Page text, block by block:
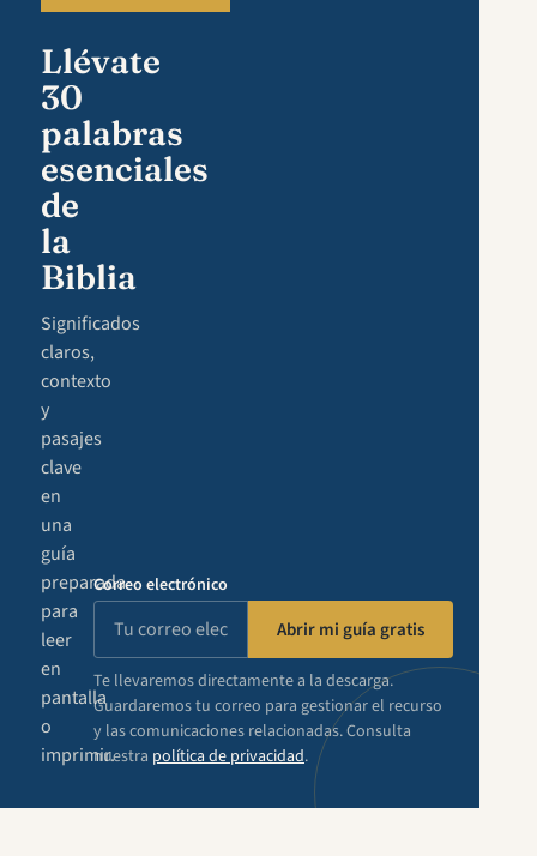
Llévate
30
palabras
esenciales
de
la
Biblia
Significados
claros,
contexto
y
pasajes
clave
en
una
guía
preparada
para
leer
en
pantalla
o
imprimir.
Correo electrónico
Abrir mi guía gratis
Te llevaremos directamente a la descarga.
Guardaremos tu correo para gestionar el recurso
y las comunicaciones relacionadas. Consulta
nuestra política de privacidad.